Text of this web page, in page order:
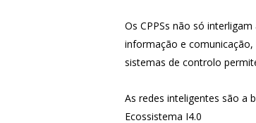
Os CPPSs não só
informação e
sistemas de controlo
As redes inteligentes são a
Ecossistema I4.0